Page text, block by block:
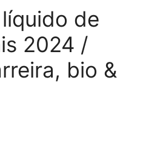
de
2024 /
bio &